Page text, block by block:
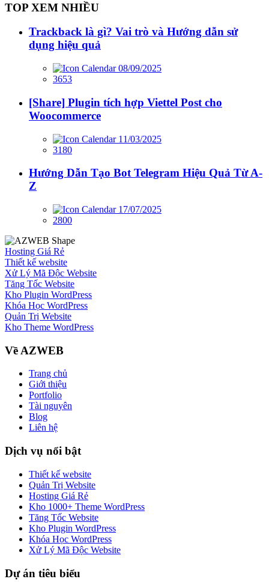
TOP XEM NHIỀU
Trackback là gì? Vai trò và Hướng dẫn sử
dụng hiệu quả
08/09/2025
3653
[Share] Plugin tích hợp Viettel Post cho
Woocommerce
11/03/2025
3180
Hướng Dẫn Tạo Bot Telegram Hiệu Quả Từ A-
Z
17/07/2025
2800
Hosting Giá Rẻ
Thiết kế website
Xử Lý Mã Độc Website
Tăng Tốc Website
Kho Plugin WordPress
Khóa Học WordPress
Quản Trị Website
Kho Theme WordPress
Về AZWEB
Trang chủ
Giới thiệu
Portfolio
Tài nguyên
Blog
Liên hệ
Dịch vụ nổi bật
Thiết kế website
Quản Trị Website
Hosting Giá Rẻ
Kho 1000+ Theme WordPress
Tăng Tốc Website
Kho Plugin WordPress
Khóa Học WordPress
Xử Lý Mã Độc Website
Dự án tiêu biểu